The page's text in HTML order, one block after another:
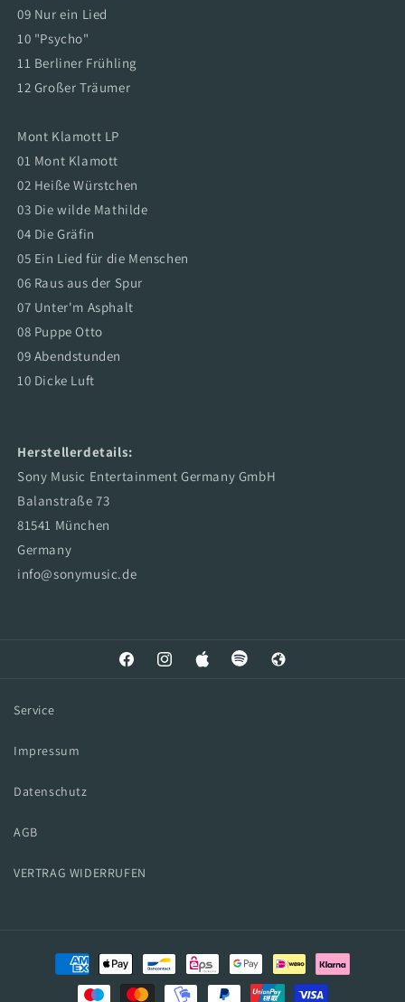
09 Nur ein Lied
10 "Psycho"
11 Berliner Frühling
12 Großer Träumer
Mont Klamott LP
01 Mont Klamott
02 Heiße Würstchen
03 Die wilde Mathilde
04 Die Gräfin
05 Ein Lied für die Menschen
06 Raus aus der Spur
07 Unter'm Asphalt
08 Puppe Otto
09 Abendstunden
10 Dicke Luft
Herstellerdetails:
Sony Music Entertainment Germany GmbH
Balanstraße 73
81541 München
Germany
info@sonymusic.de
FacebookInstagramApple Spotify Web
Service
Impressum
Datenschutz
AGB
VERTRAG WIDERRUFEN
Zahlungsmethoden